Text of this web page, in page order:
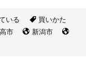
いる
買いかた
市
新潟市